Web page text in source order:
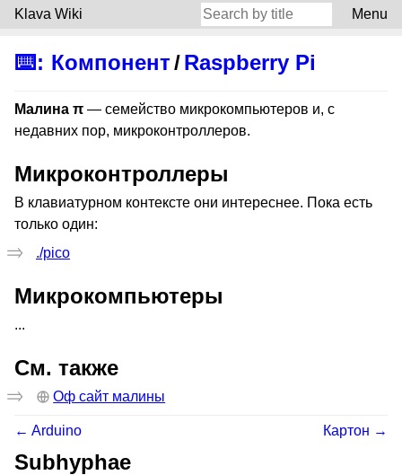
Klava Wiki Menu
⌨️: Компонент/Raspberry Pi
Малина π — семейство микрокомпьютеров и, с
недавних пор, микроконтроллеров.
Микроконтроллеры
В клавиатурном контексте они интереснее. Пока есть
только один:
./pico
Микрокомпьютеры
...
См. также
Оф сайт малины
← Arduino Картон →
Subhyphae